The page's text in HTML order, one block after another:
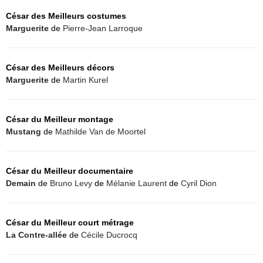
César des Meilleurs costumes
Marguerite de Pierre-Jean Larroque
César des Meilleurs décors
Marguerite de Martin Kurel
César du Meilleur montage
Mustang de Mathilde Van de Moortel
César du Meilleur documentaire
Demain de Bruno Levy de Mélanie Laurent de Cyril Dion
César du Meilleur court métrage
La Contre-allée de Cécile Ducrocq